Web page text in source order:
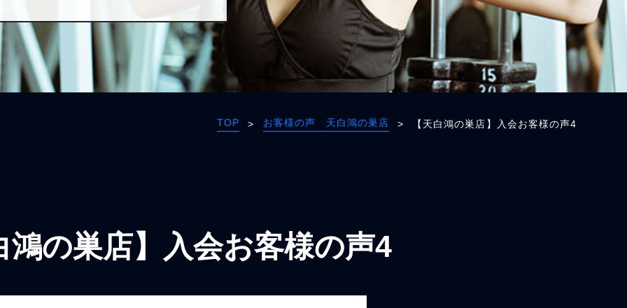
TOP > お客様の声 天白鴻の巣店 > 【天白鴻の巣店】入会お客様の声4
鴻の巣店】入会お客様の声4